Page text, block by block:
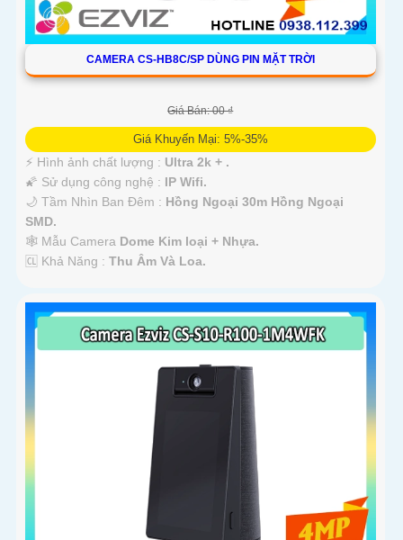
CAMERA CS-HB8C/SP DÙNG PIN MẶT TRỜI
Giá Bán: 00 ₫
Giá Khuyến Mại: 5%-35%
️⚡ Hình ảnh chất lượng : Ultra 2k + .
🌠 Sử dụng công nghệ : IP Wifi.
🌙 Tầm Nhìn Ban Đêm : Hồng Ngoại 30m Hồng Ngoại
SMD.
🕸️ Mẫu Camera Dome Kim loại + Nhựa.
️🆑 Khả Năng : Thu Âm Và Loa.